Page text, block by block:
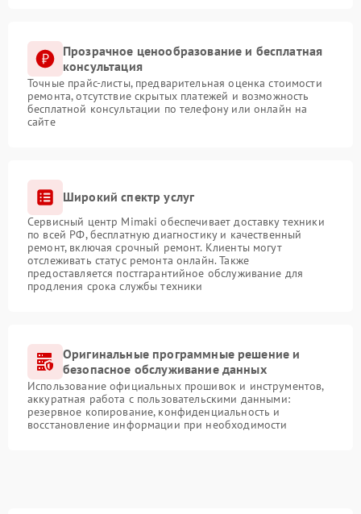
Прозрачное ценообразование и бесплатная
консультация
Точные прайс-листы, предварительная оценка стоимости
ремонта, отсутствие скрытых платежей и возможность
бесплатной консультации по телефону или онлайн на
сайте
Широкий спектр услуг
Сервисный центр Mimaki обеспечивает доставку техники
по всей РФ, бесплатную диагностику и качественный
ремонт, включая срочный ремонт. Клиенты могут
отслеживать статус ремонта онлайн. Также
предоставляется постгарантийное обслуживание для
продления срока службы техники
Оригинальные программные решение и
безопасное обслуживание данных
Использование официальных прошивок и инструментов,
аккуратная работа с пользовательскими данными:
резервное копирование, конфиденциальность и
восстановление информации при необходимости